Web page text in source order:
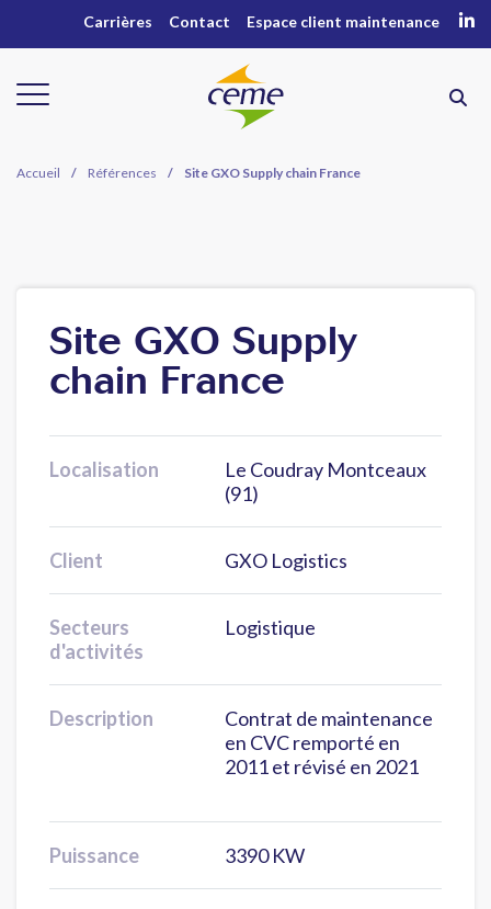
Carrières Contact Espace client maintenance
Accueil / Références / Site GXO Supply chain France
Site GXO Supply
chain France
Localisation
Le Coudray Montceaux
(91)
Client GXO Logistics
Secteurs
d'activités
Logistique
Description
Contrat de maintenance
en CVC remporté en
2011 et révisé en 2021
Puissance 3390 KW